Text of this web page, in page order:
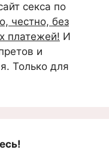
секса по
честно, без
платежей! И
и
Только для